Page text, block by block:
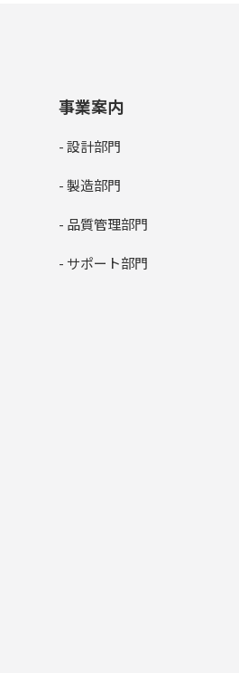
事業案内
- 設計部門
- 製造部門
- 品質管理部門
- サポート部門